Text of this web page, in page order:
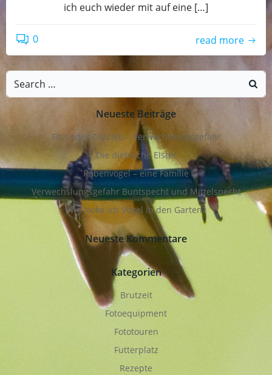
ich euch wieder mit auf eine […]
0 read more
Search
for:
Neueste Beiträge
Fitis oder Zilpzalp – Verwechslungsgefahr
Die diebische Elster
Rabenvögel – eine Familie
Verwechslungsgefahr Buntspecht und Mittelspecht
Wie locke ich Vögel in den Garten?
Neueste Kommentare
Kategorien
Brutzeit
Fotoequipment
Fototouren
Futterplatz
Rezepte